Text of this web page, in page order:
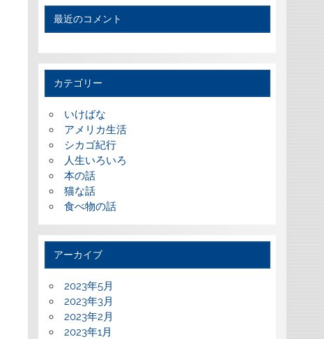
最近のコメント
カテゴリー
いけばな
アメリカ生活
シカゴ紀行
人生いろいろ
本の話
猫な話
食べ物の話
アーカイブ
2023年5月
2023年3月
2023年2月
2023年1月